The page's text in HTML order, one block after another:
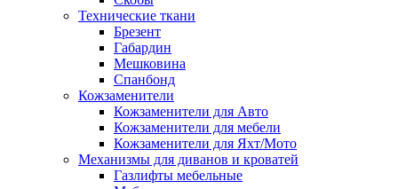
Технические ткани
Брезент
Габардин
Мешковина
Спанбонд
Кожзаменители
Кожзаменители для Авто
Кожзаменители для мебели
Кожзаменители для Яхт/Мото
Механизмы для диванов и кроватей
Газлифты мебельные